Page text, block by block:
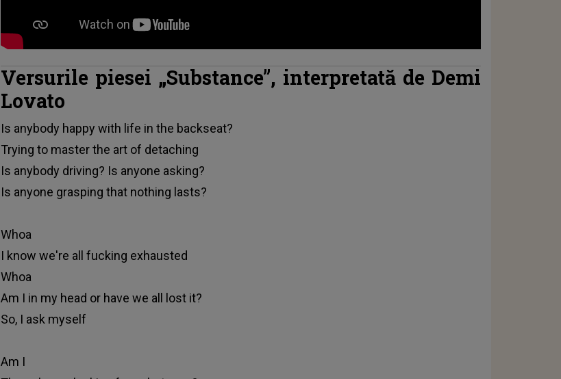
Versurile piesei „Substance”, interpretată de Demi
Lovato
Is anybody happy with life in the backseat?
Trying to master the art of detaching
Is anybody driving? Is anyone asking?
Is anyone grasping that nothing lasts?
Whoa
I know we're all fucking exhausted
Whoa
Am I in my head or have we all lost it?
So, I ask myself
Am I